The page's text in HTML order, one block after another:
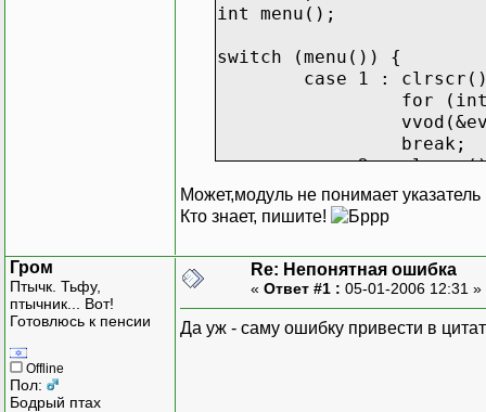
int menu();
switch (menu()) {
case 1 :
for (int
break;
case 2 :
break;
case 3 : for
for
break;
Может,модуль не понимает указатель
Кто знает, пишите!
Гром
Птычк. Тьфу,
птычник... Вот!
Готовлюсь к пенсии
Offline
Пол:
Бодрый птах
Re: Непонятная ошибка
« Ответ #1 : 05-01-2006 12:31 »
Да уж - саму ошибку привести в